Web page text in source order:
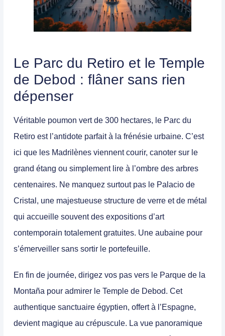
Le Parc du Retiro et le Temple
de Debod : flâner sans rien
dépenser
Véritable poumon vert de 300 hectares, le Parc du
Retiro est l’antidote parfait à la frénésie urbaine. C’est
ici que les Madrilènes viennent courir, canoter sur le
grand étang ou simplement lire à l’ombre des arbres
centenaires. Ne manquez surtout pas le Palacio de
Cristal, une majestueuse structure de verre et de métal
qui accueille souvent des expositions d’art
contemporain totalement gratuites. Une aubaine pour
s’émerveiller sans sortir le portefeuille.
En fin de journée, dirigez vos pas vers le Parque de la
Montaña pour admirer le Temple de Debod. Cet
authentique sanctuaire égyptien, offert à l’Espagne,
devient magique au crépuscule. La vue panoramique